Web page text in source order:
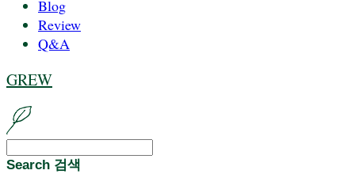
Blog
Review
Q&A
GREW
Search 검색